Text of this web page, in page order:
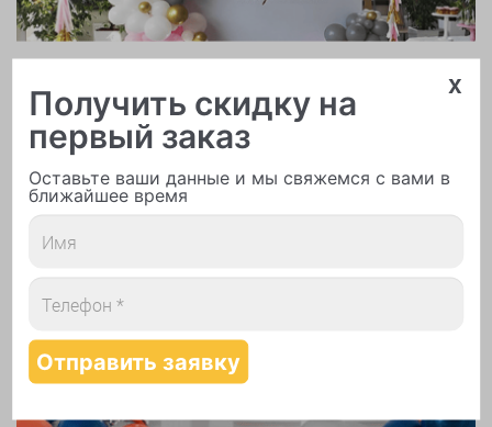
x
Получить скидку на
первый заказ
Оставьте ваши данные и мы свяжемся с вами в
ближайшее время